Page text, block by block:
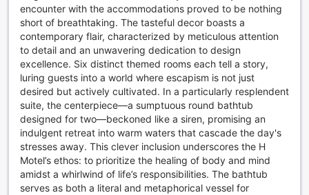
encounter with the accommodations proved to be nothing
short of breathtaking. The tasteful decor boasts a
contemporary flair, characterized by meticulous attention
to detail and an unwavering dedication to design
excellence. Six distinct themed rooms each tell a story,
luring guests into a world where escapism is not just
desired but actively cultivated. In a particularly resplendent
suite, the centerpiece—a sumptuous round bathtub
designed for two—beckoned like a siren, promising an
indulgent retreat into warm waters that cascade the day's
stresses away. This clever inclusion underscores the H
Motel’s ethos: to prioritize the healing of body and mind
amidst a whirlwind of life’s responsibilities. The bathtub
serves as both a literal and metaphorical vessel for